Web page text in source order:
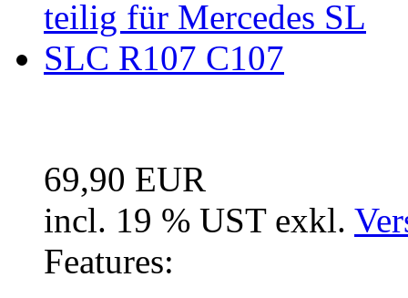
69,90 EUR
incl. 19 % UST exkl.
Features: